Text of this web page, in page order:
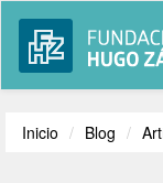
Inicio Blog